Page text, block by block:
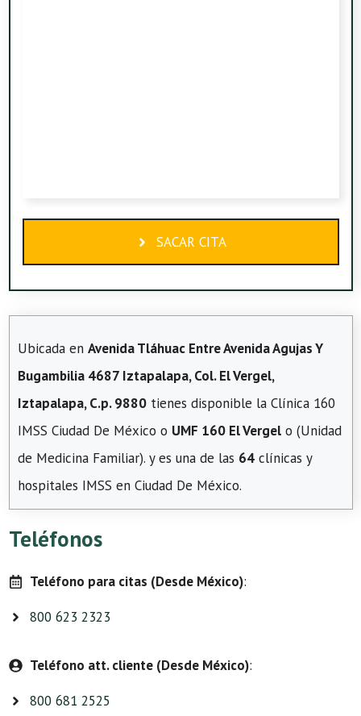
SACAR CITA
Ubicada en Avenida Tláhuac Entre Avenida Agujas Y
Bugambilia 4687 Iztapalapa, Col. El Vergel,
Iztapalapa, C.p. 9880 tienes disponible la Clínica 160
IMSS Ciudad De México o UMF 160 El Vergel o (Unidad
de Medicina Familiar). y es una de las 64 clínicas y
hospitales IMSS en Ciudad De México.
Teléfonos
Teléfono para citas (Desde México):
800 623 2323
Teléfono att. cliente (Desde México):
800 681 2525